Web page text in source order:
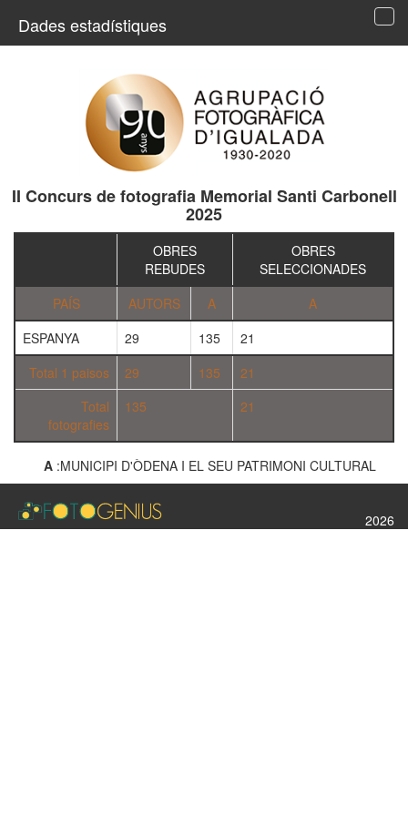
Dades estadístiques
II Concurs de fotografia Memorial Santi Carbonell
2025
OBRES
REBUDES
OBRES
SELECCIONADES
PAÍS
AUTORS A
A
ESPANYA
29 135
21
Total 1 paisos
29 135
21
Total
fotografies
135 21
A:MUNICIPI D'ÒDENA I EL SEU PATRIMONI CULTURAL
2026